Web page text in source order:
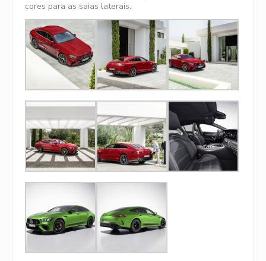
cores para as saias laterais.